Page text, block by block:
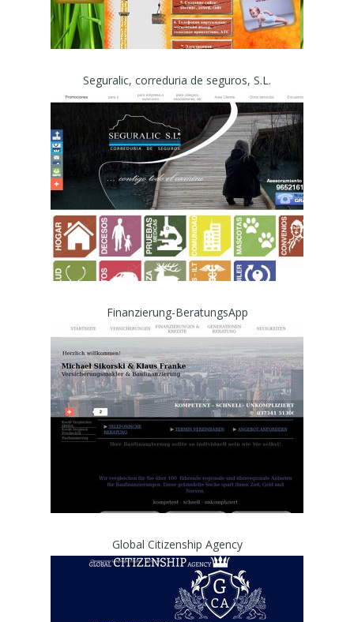
Seguralic, correduria de seguros, S.L.
Finanzierung-BeratungsApp
Global Citizenship Agency